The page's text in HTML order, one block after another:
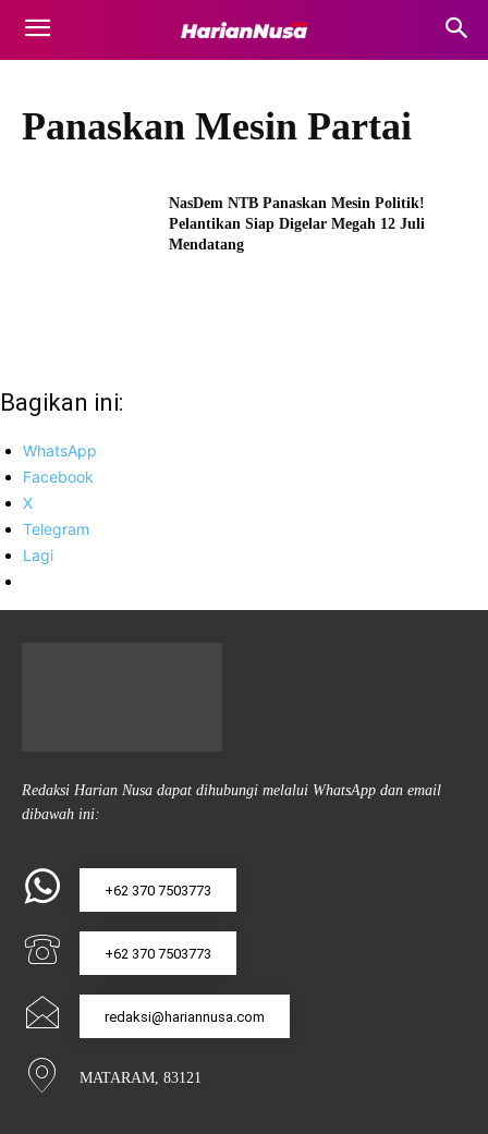
Panaskan Mesin Partai
NasDem NTB Panaskan Mesin Politik!
Pelantikan Siap Digelar Megah 12 Juli
Mendatang
Bagikan ini:
WhatsApp
Facebook
X
Telegram
Lagi
Redaksi Harian Nusa dapat dihubungi melalui WhatsApp dan email
dibawah ini:
+62 370 7503773
+62 370 7503773
redaksi@hariannusa.com
MATARAM, 83121